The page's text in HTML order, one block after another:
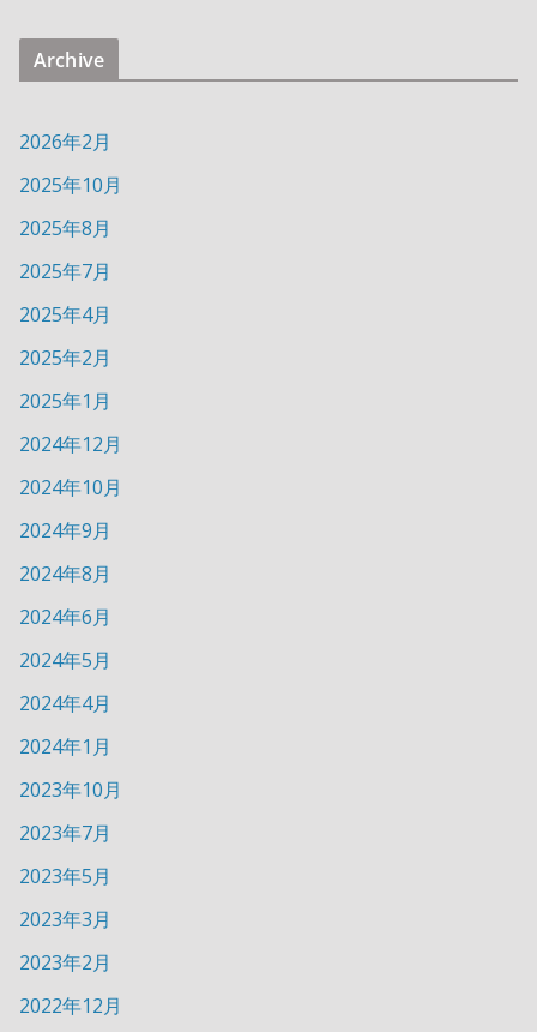
Archive
2026年2月
2025年10月
2025年8月
2025年7月
2025年4月
2025年2月
2025年1月
2024年12月
2024年10月
2024年9月
2024年8月
2024年6月
2024年5月
2024年4月
2024年1月
2023年10月
2023年7月
2023年5月
2023年3月
2023年2月
2022年12月